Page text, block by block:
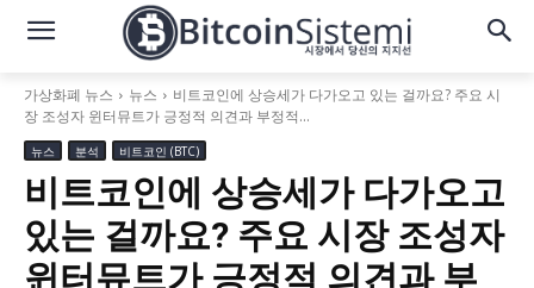
가상화폐 뉴스 뉴스
비트코인에 상승세가 다가오고 있는 걸까요? 주요 시
장 조성자 윈터뮤트가 긍정적 의견과 부정적...
뉴스 분석 비트코인 (BTC)
비트코인에 상승세가 다가오고
있는 걸까요? 주요 시장 조성자
윈터뮤트가 긍정적 의견과 부